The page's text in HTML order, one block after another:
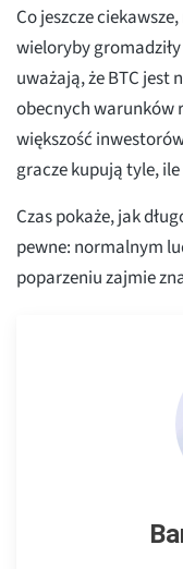
Co jeszcze
wieloryby
uważają, że BTC
obecnych warunków
większość
gracze kupują tyle,
Czas pokaże, jak
pewne: normalnym
poparzeniu zajmie